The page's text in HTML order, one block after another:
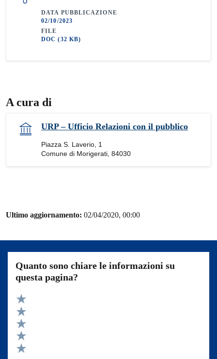
DATA PUBBLICAZIONE
02/10/2023
FILE
DOC(32 KB)
A cura di
URP – Ufficio Relazioni con il pubblico
Piazza S. Laverio, 1
Comune di Morigerati, 84030
Ultimo aggiornamento: 02/04/2020, 00:00
Quanto sono chiare le informazioni su
questa pagina?
Valuta 5 stelle su 5
Valuta 4 stelle su 5
Valuta 3 stelle su 5
Valuta 2 stelle su 5